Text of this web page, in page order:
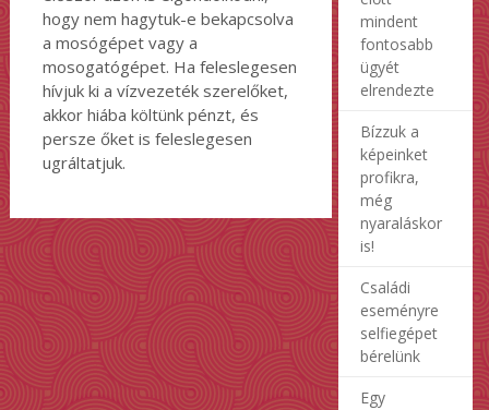
hogy nem hagytuk-e bekapcsolva
a mosógépet vagy a
mosogatógépet. Ha feleslegesen
hívjuk ki a vízvezeték szerelőket,
akkor hiába költünk pénzt, és
persze őket is feleslegesen
ugráltatjuk.
mindent
fontosabb
ügyét
elrendezte
Bízzuk a
képeinket
profikra,
még
nyaraláskor
is!
Családi
eseményre
selfiegépet
bérelünk
Egy